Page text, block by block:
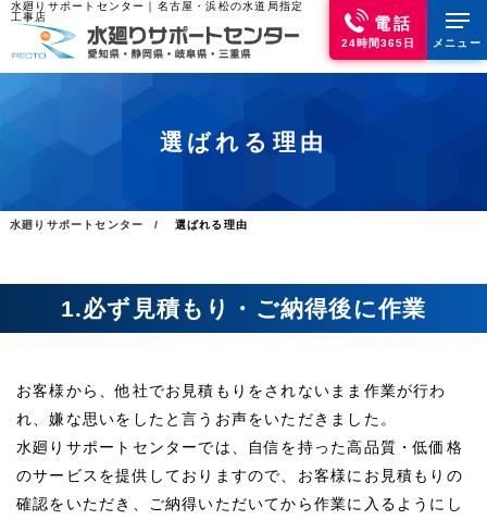
水廻りサポートセンター｜名古屋・浜松の水道局指定
工事店
電話
24時間365日 メニュー
選ばれる理由
水廻りサポートセンター 選ばれる理由
1.必ず見積もり・ご納得後に作業
お客様から、他社でお見積もりをされないまま作業が行わ
れ、嫌な思いをしたと言うお声をいただきました。
水廻りサポートセンターでは、自信を持った高品質・低価格
のサービスを提供しておりますので、お客様にお見積もりの
確認をいただき、ご納得いただいてから作業に入るようにし